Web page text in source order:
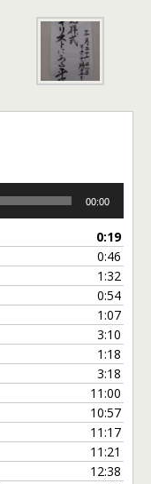
00:00
0:19
0:46
1:32
0:54
1:07
3:10
1:18
3:18
11:00
10:57
11:17
11:21
12:38